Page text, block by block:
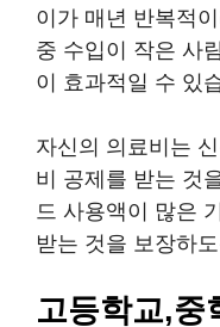
이가 매년 반복적
중 수입이 작은 사
이 효과적일 수 있
자신의 의료비는
비 공제를 받는 것
드 사용액이 많은
받는 것을 보장하
고등학교,중